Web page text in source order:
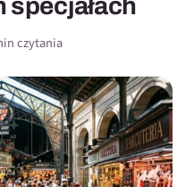
specjałach
czytania